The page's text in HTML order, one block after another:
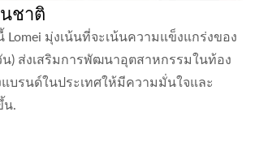
ชาติ
Lomei มุ่งเน้นที่จะเน้นความแข็งแกร่งของ
น) ส่งเสริมการพัฒนาอุตสาหกรรมในท้อง
บรนด์ในประเทศให้มีความมั่นใจและ
น.